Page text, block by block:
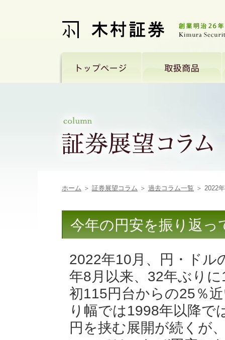
ホーム ＞ 証券展望コラム ＞ 過去コラム一覧 ＞ 2022
今年の円安を振り返っ
2022年10月、円・ドル
年8月以来、32年ぶり
初115円台からの25％
り幅では1998年以降で
円を挟む展開が続くが